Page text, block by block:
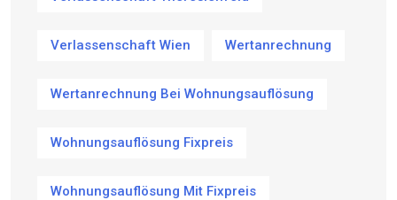
Verlassenschaft Wien Wertanrechnung
Wertanrechnung Bei Wohnungsauflösung
Wohnungsauflösung Fixpreis
Wohnungsauflösung Mit Fixpreis